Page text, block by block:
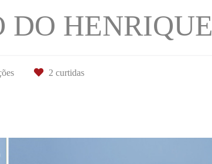
DO HENRIQUE
2 curtidas